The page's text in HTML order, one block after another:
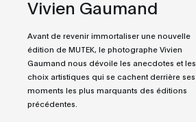
Vivien Gaumand
Avant de revenir immortaliser une nouvelle
édition de MUTEK, le photographe Vivien
Gaumand nous dévoile les anecdotes et les
choix artistiques qui se cachent derrière ses
moments les plus marquants des éditions
précédentes.